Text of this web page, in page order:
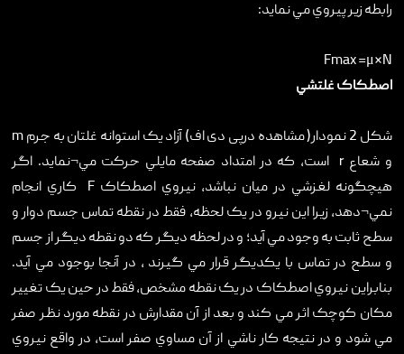
رابطه زير پيروي مي نمايد:
Fmax =μ×N
اصطکاک غلتشي
شکل 2 نمودار( مشاهده درپی دی اف) آزاد يک استوانه غلتان به جرم m
و شعاع r است، که در امتداد صفحه مايلي حرکت مي¬نمايد. اگر
هيچگونه لغزشي در ميان نباشد، نيروي اصطکاک F کاري انجام
نمي¬دهد، زيرا اين نيرو در يک لحظه، فقط در نقطه تماس جسم دوار و
سطح ثابت به وجود مي آيد؛ و در لحظه ديگر که دو نقطه ديگر از جسم
و سطح در تماس با يکديگر قرار مي گيرند ، در آنجا بوجود مي آيد.
بنابراين نيروي اصطکاک در يک نقطه مشخص، فقط در حين يک تغيير
مکان کوچک اثر مي کند و بعد از آن مقدارش در نقطه مورد نظر صفر
مي شود و در نتيجه کار ناشي از آن مساوي صفر است، در واقع نيروي